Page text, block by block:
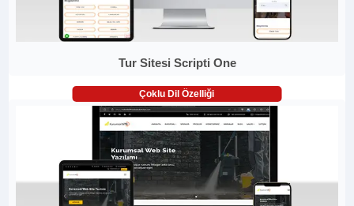
Tur Sitesi Scripti One
Çoklu Dil Özelliği